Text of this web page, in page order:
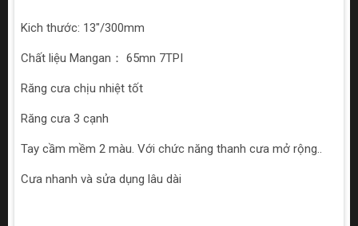
Kich thước: 13"/300mm
Chất liệu Mangan： 65mn 7TPI
Răng cưa chịu nhiệt tốt
Răng cưa 3 cạnh
Tay cầm mềm 2 màu. Với chức năng thanh cưa mở rộng..
Cưa nhanh và sửa dụng lâu dài